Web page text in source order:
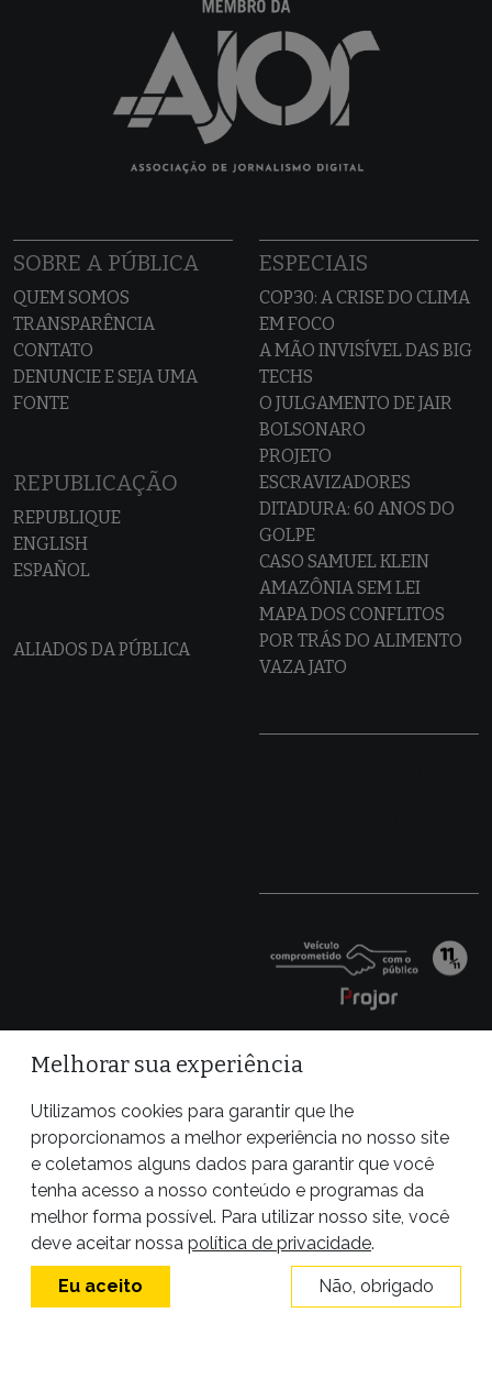
SOBRE A PÚBLICA
QUEM SOMOS
TRANSPARÊNCIA
CONTATO
DENUNCIE E SEJA UMA
FONTE
REPUBLICAÇÃO
REPUBLIQUE
ENGLISH
ESPAÑOL
ALIADOS DA PÚBLICA
ESPECIAIS
COP30: A CRISE DO CLIMA
EM FOCO
A MÃO INVISÍVEL DAS BIG
TECHS
O JULGAMENTO DE JAIR
BOLSONARO
PROJETO
ESCRAVIZADORES
DITADURA: 60 ANOS DO
GOLPE
CASO SAMUEL KLEIN
AMAZÔNIA SEM LEI
MAPA DOS CONFLITOS
POR TRÁS DO ALIMENTO
VAZA JATO
Site desenvolvido por
Melhorar sua experiência
Utilizamos cookies para garantir que lhe
proporcionamos a melhor experiência no nosso site
e coletamos alguns dados para garantir que você
tenha acesso a nosso conteúdo e programas da
melhor forma possível. Para utilizar nosso site, você
deve aceitar nossa política de privacidade.
Eu aceito Não, obrigado